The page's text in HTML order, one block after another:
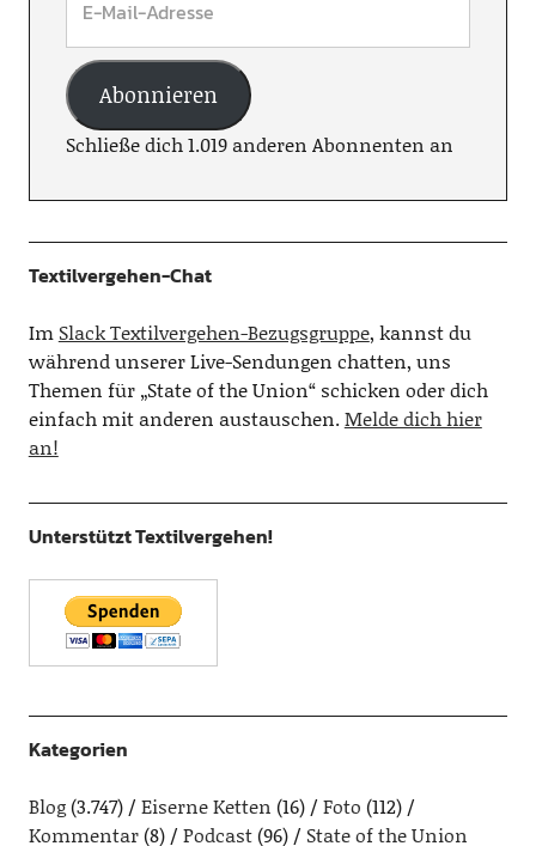
Abonnieren
Schließe dich 1.019 anderen Abonnenten an
Textilvergehen-Chat
Im Slack Textilvergehen-Bezugsgruppe, kannst du
während unserer Live-Sendungen chatten, uns
Themen für „State of the Union“ schicken oder dich
einfach mit anderen austauschen.Melde dich hier
an!
Unterstützt Textilvergehen!
Kategorien
Blog(3.747) Eiserne Ketten (16) Foto (112)
Kommentar(8) Podcast(96) State of the Union